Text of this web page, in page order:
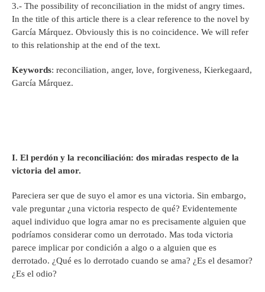
3.- The possibility of reconciliation in the midst of angry times.
In the title of this article there is a clear reference to the novel by
García Márquez. Obviously this is no coincidence. We will refer
to this relationship at the end of the text.
Keywords: reconciliation, anger, love, forgiveness, Kierkegaard,
García Márquez.
I. El perdón y la reconciliación: dos miradas respecto de la
victoria del amor.
Pareciera ser que de suyo el amor es una victoria. Sin embargo,
vale preguntar ¿una victoria respecto de qué? Evidentemente
aquel individuo que logra amar no es precisamente alguien que
podríamos considerar como un derrotado. Mas toda victoria
parece implicar por condición a algo o a alguien que es
derrotado. ¿Qué es lo derrotado cuando se ama? ¿Es el desamor?
¿Es el odio?